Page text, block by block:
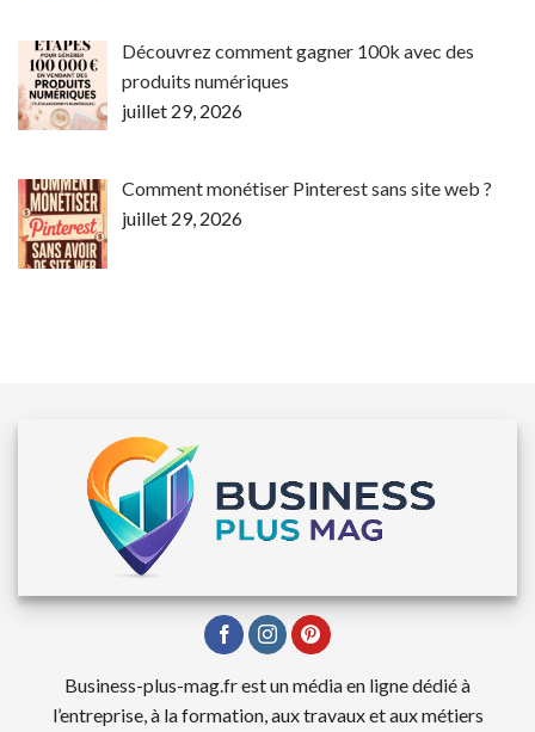
Découvrez comment gagner 100k avec des
produits numériques
juillet 29, 2026
Comment monétiser Pinterest sans site web ?
juillet 29, 2026
Business-plus-mag.fr est un média en ligne dédié à
l’entreprise, à la formation, aux travaux et aux métiers